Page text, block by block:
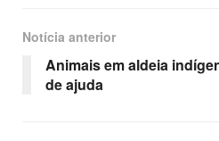
Notícia anterior
Animais em aldeia
de ajuda